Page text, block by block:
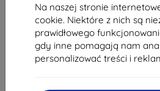
Na naszej stronie
cookie. Niektóre z nich są
prawidłowego
gdy inne pomagają nam
personalizować treści i